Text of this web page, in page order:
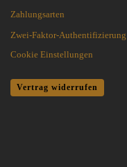
Zahlungsarten
Zwei-Faktor-Authentifizierung
Cookie Einstellungen
Vertrag widerrufen